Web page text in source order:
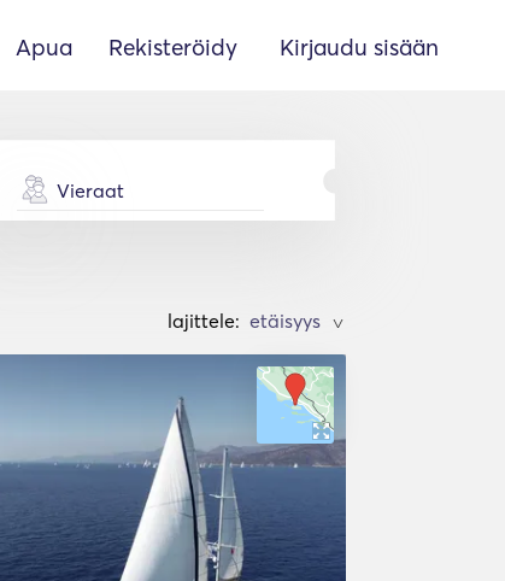
Apua Rekisteröidy Kirjaudu sisään
Vieraat
lajittele: >